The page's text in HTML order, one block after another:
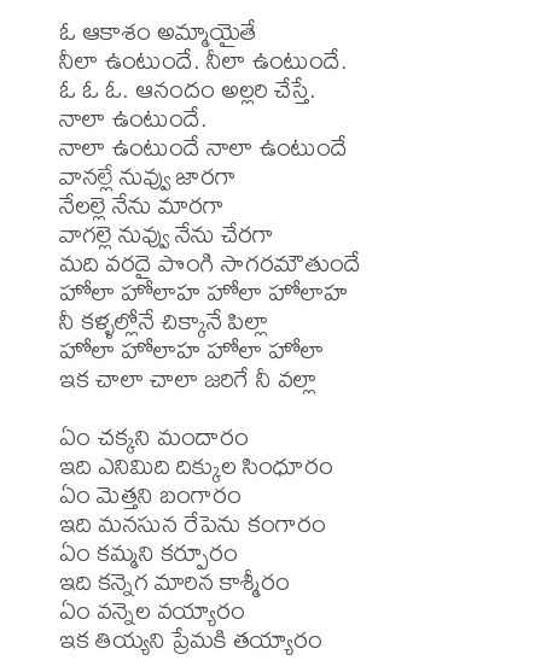
ఓ ఆకాశం అమ్మాయైతే
నీలా ఉంటుందే. నీలా ఉంటుందే.
ఓ ఓ ఓ. ఆనందం అల్లరి చేస్తే.
నాలా ఉంటుందే.
నాలా ఉంటుందే నాలా ఉంటుందే
వానల్లే నువ్వు జారగా
నేలల్లె నేను మారగా
వాగల్లె నువ్వు నేను చేరగా
మది వరదై పొంగి సాగరమౌతుందే
హోలా హోలాహ హోలా హోలాహ
నీ కళ్ళల్లోనే చిక్కానే పిల్లా
హోలా హోలాహ హోలా హోలా
ఇక చాలా చాలా జరిగే నీ వల్లా
ఏం చక్కని మందారం
ఇది ఎనిమిది దిక్కుల సింధూరం
ఏం మెత్తని బంగారం
ఇది మనసున రేపెను కంగారం
ఏం కమ్మని కర్పూరం
ఇది కన్నెగ మారిన కాశ్మీరం
ఏం వన్నెల వయ్యారం
ఇక తియ్యని ప్రేమకి తయ్యారం